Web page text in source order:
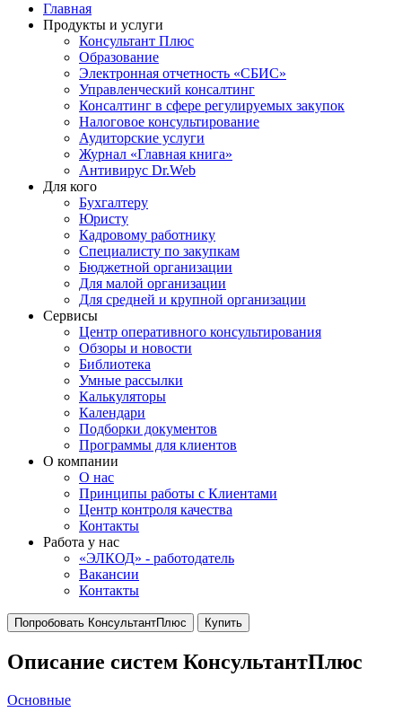
Главная
Продукты и услуги
Консультант Плюс
Образование
Электронная отчетность «СБИС»
Управленческий консалтинг
Консалтинг в сфере регулируемых закупок
Налоговое консультирование
Аудиторские услуги
Журнал «Главная книга»
Антивирус Dr.Web
Для кого
Бухгалтеру
Юристу
Кадровому работнику
Специалисту по закупкам
Бюджетной организации
Для малой организации
Для средней и крупной организации
Сервисы
Центр оперативного консультирования
Обзоры и новости
Библиотека
Умные рассылки
Калькуляторы
Календари
Подборки документов
Программы для клиентов
О компании
О нас
Принципы работы с Клиентами
Центр контроля качества
Контакты
Работа у нас
«ЭЛКОД» - работодатель
Вакансии
Контакты
Попробовать КонсультантПлюс Купить
Описание систем КонсультантПлюс
Основные